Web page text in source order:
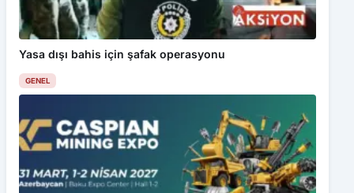
Yasa dışı bahis için şafak operasyonu
GENEL